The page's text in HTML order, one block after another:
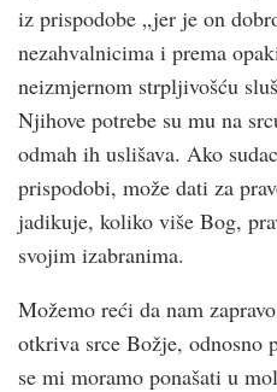
iz prispodobe „jer je on
nezahvalnicima i prema
neizmjernom strpljivošću
Njihove potrebe su mu na
odmah ih uslišava. Ako
prispodobi, može dati za
jadikuje, koliko više Bog,
svojim izabranima.
Možemo reći da nam
otkriva srce Božje, odnosno
se mi moramo ponašati u